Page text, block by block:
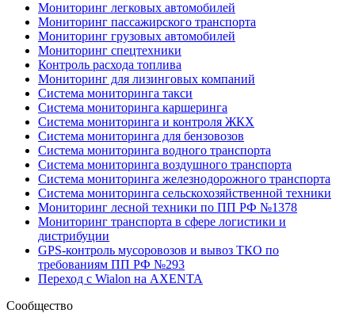
Мониторинг легковых автомобилей
Мониторинг пассажирского транспорта
Мониторинг грузовых автомобилей
Мониторинг спецтехники
Контроль расхода топлива
Мониторинг для лизинговых компаний
Система мониторинга такси
Система мониторинга каршеринга
Система мониторинга и контроля ЖКХ
Система мониторинга для бензовозов
Система мониторинга водного транспорта
Система мониторинга воздушного транспорта
Система мониторинга железнодорожного транспорта
Система мониторинга сельскохозяйственной техники
Мониторинг лесной техники по ПП РФ №1378
Мониторинг транспорта в сфере логистики и
дистрибуции
GPS-контроль мусоровозов и вывоз ТКО по
требованиям ПП РФ №293
Переход с Wialon на AXENTA
Сообщество